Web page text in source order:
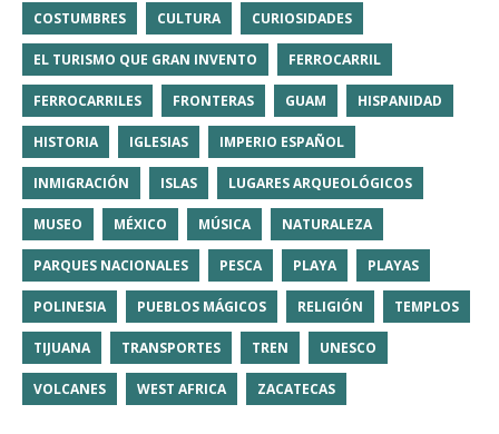
COSTUMBRES CULTURA CURIOSIDADES
EL TURISMO QUE GRAN INVENTO FERROCARRIL
FERROCARRILES FRONTERAS GUAM HISPANIDAD
HISTORIA IGLESIAS IMPERIO ESPAÑOL
INMIGRACIÓN ISLAS LUGARES ARQUEOLÓGICOS
MUSEO MÉXICO MÚSICA NATURALEZA
PARQUES NACIONALES PESCA PLAYA PLAYAS
POLINESIA PUEBLOS MÁGICOS RELIGIÓN TEMPLOS
TIJUANA TRANSPORTES TREN UNESCO
VOLCANES WEST AFRICA ZACATECAS